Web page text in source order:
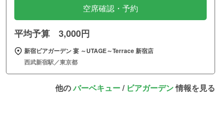
空席確認・予約
平均予算 3,000円
新宿ビアガーデン 宴 ～UTAGE～Terrace 新宿店
西武新宿駅／東京都
他のバーベキュー/ ビアガーデン情報を見る